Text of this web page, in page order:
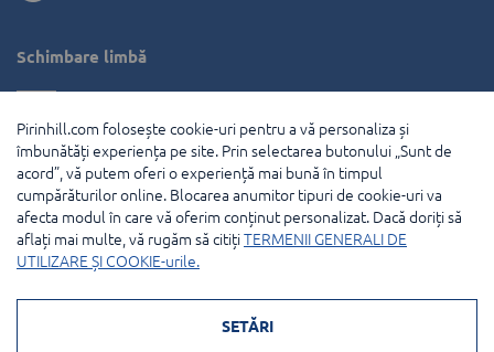
Schimbare limbă
Grecia
Olanda
Franţa
Modalități de plată:
Pirinhill.com folosește cookie-uri pentru a vă personaliza și
îmbunătăți experiența pe site. Prin selectarea butonului „Sunt de
acord”, vă putem oferi o experiență mai bună în timpul
cumpărăturilor online. Blocarea anumitor tipuri de cookie-uri va
afecta modul în care vă oferim conținut personalizat. Dacă doriți să
aflați mai multe, vă rugăm să citițiTERMENII GENERALI DE
UTILIZARE ȘI COOKIE-urile.
SETĂRI